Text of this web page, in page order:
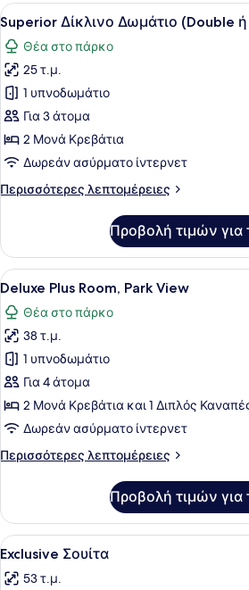
Προβολή
όλων
των
φωτογραφιών
για
Superior
Δίκλινο
Δωμάτιο
(Double
ή
στο
Πάρκο
5
Superior Δίκλινο Δωμάτιο (Double
Θέα στο πάρκο
25 τ.μ.
1 υπνοδωμάτιο
Για 3 άτομα
2 Μονά Κρεβάτια
Δωρεάν ασύρματο ίντερνετ
Περισσότερες λεπτομέρειες
Περισσότερες
Δίκλινο
Δωμάτιο
(Double
Twin),
Θέα
στο
Πάρκο
Προβολή τιμών για
Προβολή
όλων
των
φωτογραφιών
για
Deluxe
Plus
Room,
View
Ένα
6
Deluxe Plus Room, Park View
Θέα στο πάρκο
38 τ.μ.
1 υπνοδωμάτιο
Για 4 άτομα
2 Μονά Κρεβάτια και 1 Διπλός
Δωρεάν ασύρματο ίντερνετ
Περισσότερες λεπτομέρειες
Περισσότερες
Plus
Room,
Park
Προβολή τιμών για
Προβολή
όλων
των
Ένα
5
Exclusive Σουίτα
53 τ.μ.